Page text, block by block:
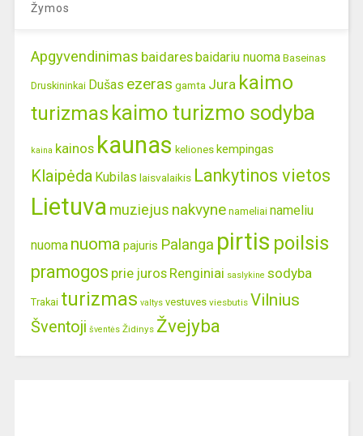
Žymos
Apgyvendinimas baidares baidariu nuoma Baseinas
Druskininkai Dušas ezeras gamta Jura kaimo
turizmas kaimo turizmo sodyba
kaina kainos kaunas keliones kempingas
Klaipėda Kubilas laisvalaikis Lankytinos vietos
Lietuva muziejus nakvyne nameliai nameliu
nuoma nuoma pajuris Palanga pirtis poilsis
pramogos prie juros Renginiai saslykine sodyba
Trakai turizmas valtys vestuves viesbutis Vilnius
Šventoji šventės Židinys Žvejyba